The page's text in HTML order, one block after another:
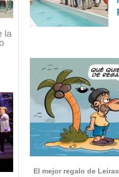
la
El mejor regalo de Leiras